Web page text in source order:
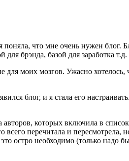
поняла, что мне очень нужен блог.
брэнда, базой для заработка т.д.
для моих мозгов. Ужасно хотелось,
блог, и я стала его
которых включила в
перечитала и пересмотрела,
остро необходимо (только надо